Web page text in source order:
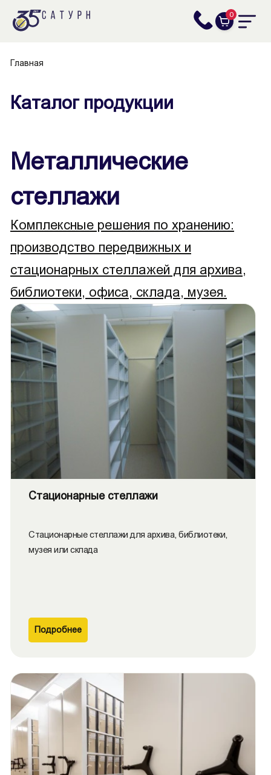
0
Главная
Каталог продукции
Металлические
стеллажи
Комплексные решения по хранению:
производство передвижных и
стационарных стеллажей для архива,
библиотеки, офиса, склада, музея.
Стационарные стеллажи
Стационарные стеллажи для архива, библиотеки,
музея или склада
Подробнее